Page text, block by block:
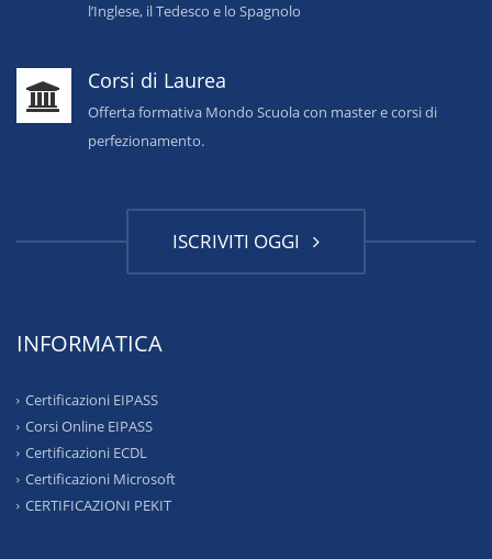
l’Inglese, il Tedesco e lo Spagnolo
Corsi di Laurea
Offerta formativa Mondo Scuola con master e corsi di
perfezionamento.
ISCRIVITI OGGI
INFORMATICA
Certificazioni EIPASS
Corsi Online EIPASS
Certificazioni ECDL
Certificazioni Microsoft
CERTIFICAZIONI PEKIT